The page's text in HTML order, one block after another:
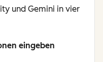
und Gemini in vier
eingeben